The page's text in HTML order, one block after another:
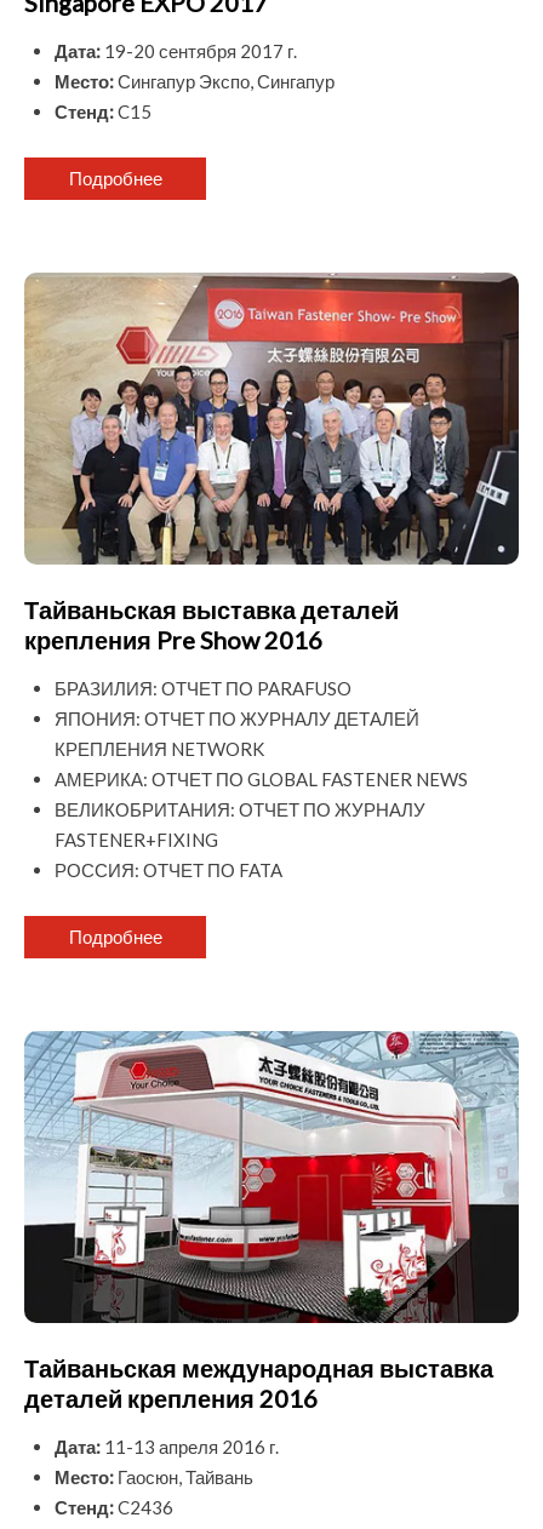
Дата: 19-20 сентября 2017 г.
Место:Сингапур Экспо, Сингапур
Стенд:C15
Подробнее
Тайваньская выставка деталей
крепления Pre Show 2016
БРАЗИЛИЯ: ОТЧЕТ ПО PARAFUSO
ЯПОНИЯ: ОТЧЕТ ПО ЖУРНАЛУ ДЕТАЛЕЙ
КРЕПЛЕНИЯ NETWORK
АМЕРИКА: ОТЧЕТ ПО GLOBAL FASTENER NEWS
ВЕЛИКОБРИТАНИЯ: ОТЧЕТ ПО ЖУРНАЛУ
FASTENER+FIXING
РОССИЯ: ОТЧЕТ ПО FATA
Подробнее
Тайваньская международная выставка
деталей крепления 2016
Дата: 11-13 апреля 2016 г.
Место: Гаосюн, Тайвань
Стенд:C2436